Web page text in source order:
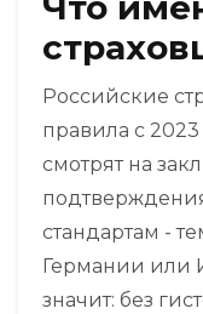
Российские
правила с
смотрят на
стандартам -
Германии или
значит: без